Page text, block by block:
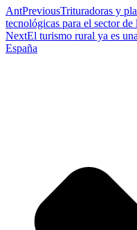
AntPreviousTrituradoras y
tecnológicas para el sector de
NextEl turismo rural ya es
España